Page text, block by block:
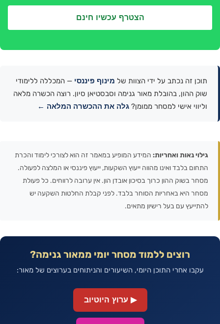
הצטרף עכשיו חינם
תוכן זה נכתב על ידי הצוות של מינוף פיננסי — המכללה ללימודי
שוק ההון, בהובלת מאור גנימה וסבסטיאן סיון. רוצה הכשרה מלאה
וליווי אישי למסחר ממומן? גלה את ההכשרה המלאה ←
גילוי נאות ואחריות: המידע המופיע במאמר זה הוא לצורכי לימוד והכרת
התחום בלבד ואינו מהווה ייעוץ השקעות, ייעוץ פיננסי או המלצה לפעולה.
מסחר בשוק ההון כרוך בסיכון אובדן הון. אין ערובה לרווחים. כל פעולת
מסחר היא באחריות הסוחר בלבד. לפני קבלת החלטות השקעה יש
להתייעץ עם בעל רישיון מתאים.
רוצים ללמוד מסחר יומי ממאור גנימה?
עקבו אחרי התוכן היומי, השיעורים והניתוחים בערוצים של מאור:
▶ ערוץ היוטיוב